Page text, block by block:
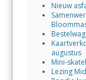
Nieuw
augustus
Mini-
Lezing